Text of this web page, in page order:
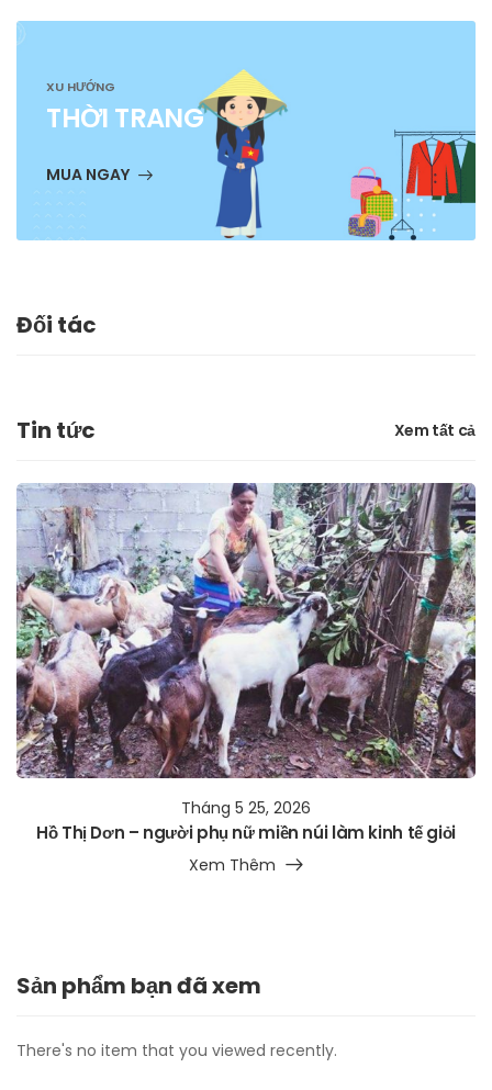
XU HƯỚNG
THỜI TRANG
MUA NGAY
Đối tác
Tin tức Xem tất cả
Tháng 5 25, 2026
Hồ Thị Dơn – người phụ nữ miền núi làm kinh tế giỏi
Xem Thêm
Sản phẩm bạn đã xem
There's no item that you viewed recently.